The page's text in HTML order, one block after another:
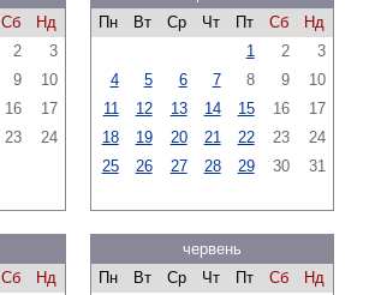
Сб
Нд
2
3
9
10
16
17
23
24
Пн
Вт Ср Чт Пт Сб
Нд
1
2
3
4
5 6 7 8 9
10
11
12 13 14 15 16
17
18
19 20 21 22 23
24
25
26 27 28 29 30 31
Сб
Нд
червень
Пн
Вт Ср Чт Пт Сб
Нд